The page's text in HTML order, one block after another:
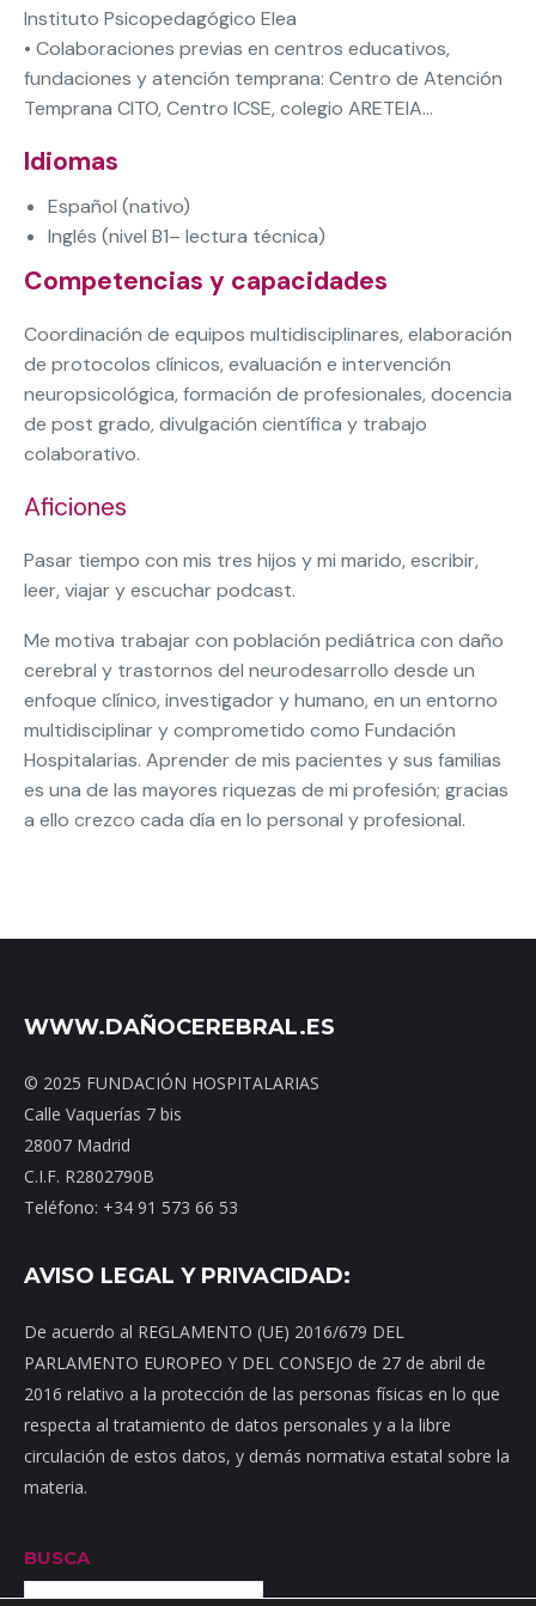
Instituto Psicopedagógico Elea
• Colaboraciones previas en centros educativos,
fundaciones y atención temprana: Centro de Atención
Temprana CITO, Centro ICSE, colegio ARETEIA…
Idiomas
Español (nativo)
Inglés (nivel B1– lectura técnica)
Competencias y capacidades
Coordinación de equipos multidisciplinares, elaboración
de protocolos clínicos, evaluación e intervención
neuropsicológica, formación de profesionales, docencia
de post grado, divulgación científica y trabajo
colaborativo.
Aficiones
Pasar tiempo con mis tres hijos y mi marido, escribir,
leer, viajar y escuchar podcast.
Me motiva trabajar con población pediátrica con daño
cerebral y trastornos del neurodesarrollo desde un
enfoque clínico, investigador y humano, en un entorno
multidisciplinar y comprometido como Fundación
Hospitalarias. Aprender de mis pacientes y sus familias
es una de las mayores riquezas de mi profesión; gracias
a ello crezco cada día en lo personal y profesional.
WWW.DAÑOCEREBRAL.ES
© 2025 FUNDACIÓN HOSPITALARIAS
Calle Vaquerías 7 bis
28007 Madrid
C.I.F. R2802790B
Teléfono: +34 91 573 66 53
AVISO LEGAL Y PRIVACIDAD:
De acuerdo al REGLAMENTO (UE) 2016/679 DEL
PARLAMENTO EUROPEO Y DEL CONSEJO de 27 de abril de
2016 relativo a la protección de las personas físicas en lo que
respecta al tratamiento de datos personales y a la libre
circulación de estos datos, y demás normativa estatal sobre la
materia.
BUSCA